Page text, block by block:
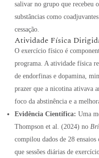
salivar no grupo que recebeu
substâncias como
cessação.
Atividade Física
O exercício físico é
programa. A atividade física
de endorfinas e dopamina,
prazer que a nicotina ativava
foco da abstinência e a
Evidência Científica: Uma
Thompson et al. (2024) no
compilou dados de 28
que sessões diárias de